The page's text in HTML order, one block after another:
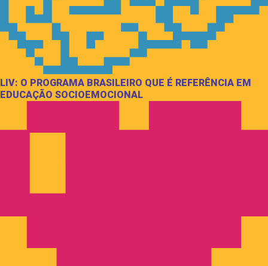
LIV: O PROGRAMA BRASILEIRO QUE É REFERÊNCIA EM
EDUCAÇÃO SOCIOEMOCIONAL